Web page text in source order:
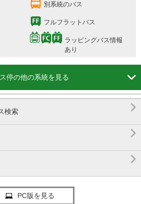
別系統のバス
フルフラットバス
ラッピングバス情報
あり
停の他の系統を見る 
検索 


PC版を見る